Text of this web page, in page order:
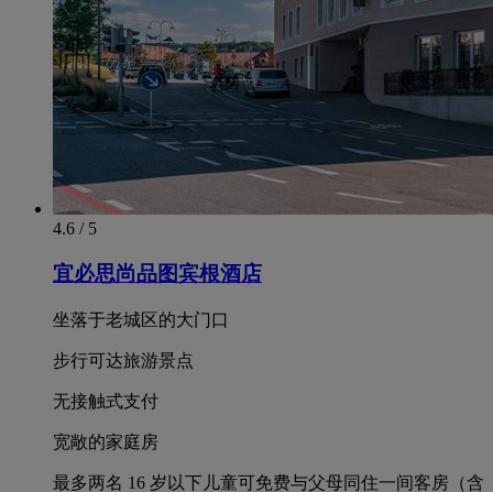
4.6 / 5
宜必思尚品图宾根酒店
坐落于老城区的大门口
步行可达旅游景点
无接触式支付
宽敞的家庭房
最多两名 16 岁以下儿童可免费与父母同住一间客房（含